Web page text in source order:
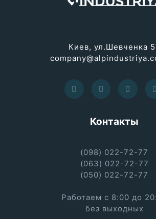
Киев, ул.Шевченка
Контакты
(098) 022-72-77
(063) 022-72-77
(050) 022-72-77
Работаем с 8:00 до
без выходных